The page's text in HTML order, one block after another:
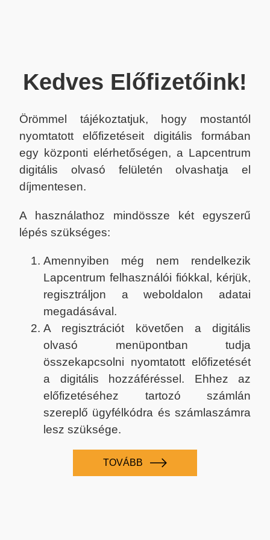
Kedves Előfizetőink!
Örömmel tájékoztatjuk, hogy mostantól
nyomtatott előfizetéseit digitális formában
egy központi elérhetőségen, a Lapcentrum
digitális olvasó felületén olvashatja el
díjmentesen.
A használathoz mindössze két egyszerű
lépés szükséges:
Amennyiben még nem rendelkezik
Lapcentrum felhasználói fiókkal, kérjük,
regisztráljon a weboldalon adatai
megadásával.
A regisztrációt követően a digitális
olvasó menüpontban tudja
összekapcsolni nyomtatott előfizetését
a digitális hozzáféréssel. Ehhez az
előfizetéséhez tartozó számlán
szereplő ügyfélkódra és számlaszámra
lesz szüksége.
TOVÁBB